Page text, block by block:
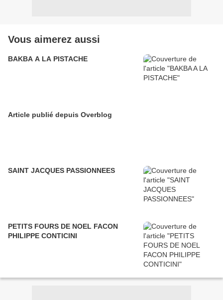
Vous aimerez aussi
BAKBA A LA PISTACHE
Article publié depuis Overblog
SAINT JACQUES PASSIONNEES
PETITS FOURS DE NOEL FACON
PHILIPPE CONTICINI